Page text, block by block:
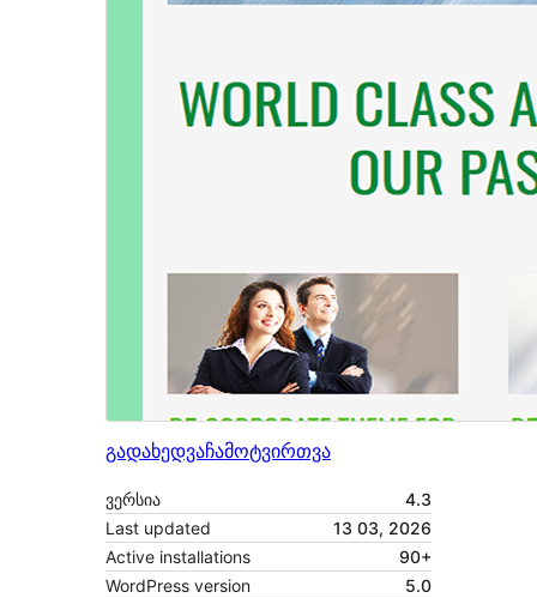
გადახედვაჩამოტვირთვა
ვერსია
4.3
Last updated
13 03, 2026
Active installations
90+
WordPress version
5.0